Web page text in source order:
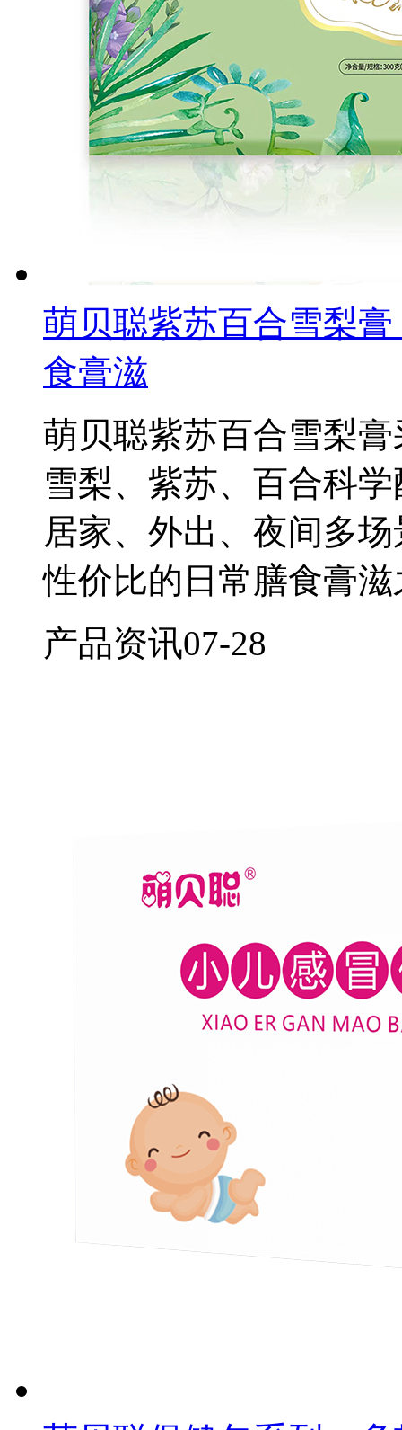
萌贝聪紫苏百合雪梨
食膏滋
萌贝聪紫苏百合雪梨
雪梨、紫苏、百合科
居家、外出、夜间多
性价比的日常膳食膏
产品资讯07-28